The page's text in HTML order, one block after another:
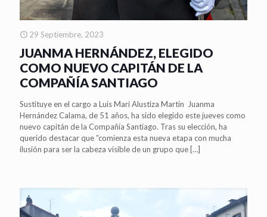
29 Septiembre, 2023
JUANMA HERNÁNDEZ, ELEGIDO
COMO NUEVO CAPITÁN DE LA
COMPAÑÍA SANTIAGO
Sustituye en el cargo a Luis Mari Alustiza Martín Juanma
Hernández Calama, de 51 años, ha sido elegido este jueves como
nuevo capitán de la Compañía Santiago. Tras su elección, ha
querido destacar que ”comienza esta nueva etapa con mucha
ilusión para ser la cabeza visible de un grupo que […]